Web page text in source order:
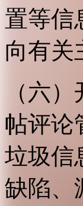
置等信
向有关
（六
帖评论
垃圾信
缺陷、